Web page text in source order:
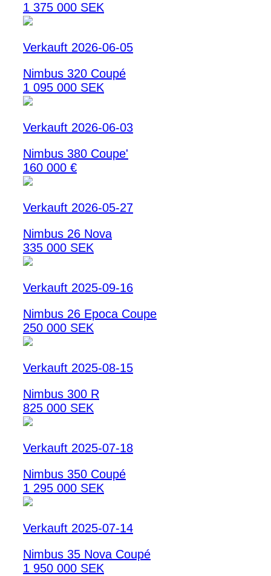
1 375 000 SEK
Verkauft 2026-06-05
Nimbus 320 Coupé
1 095 000 SEK
Verkauft 2026-06-03
Nimbus 380 Coupe'
160 000 €
Verkauft 2026-05-27
Nimbus 26 Nova
335 000 SEK
Verkauft 2025-09-16
Nimbus 26 Epoca Coupe
250 000 SEK
Verkauft 2025-08-15
Nimbus 300 R
825 000 SEK
Verkauft 2025-07-18
Nimbus 350 Coupé
1 295 000 SEK
Verkauft 2025-07-14
Nimbus 35 Nova Coupé
1 950 000 SEK